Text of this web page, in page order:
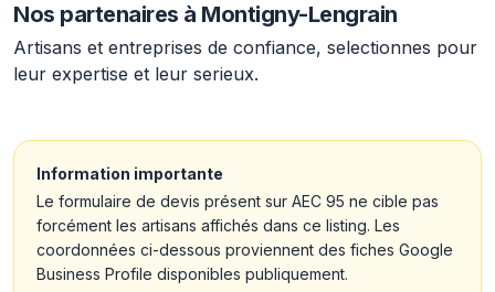
Nos partenaires à Montigny-Lengrain
Artisans et entreprises de confiance, selectionnes pour
leur expertise et leur serieux.
Information importante
Le formulaire de devis présent sur AEC 95 ne cible pas
forcément les artisans affichés dans ce listing. Les
coordonnées ci-dessous proviennent des fiches Google
Business Profile disponibles publiquement.